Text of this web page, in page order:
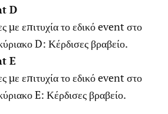
D
με επιτυχία το εδικό event στο
D: Κέρδισες βραβείο.
E
με επιτυχία το εδικό event στο
E: Κέρδισες βραβείο.